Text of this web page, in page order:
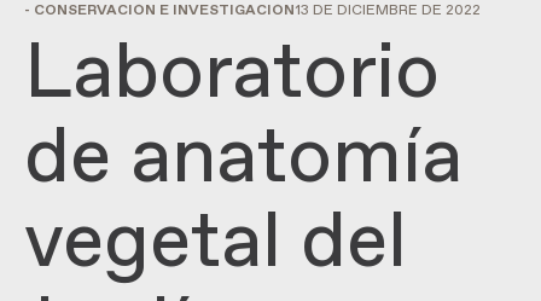
- CONSERVACIÓN E INVESTIGACIÓN13 DE DICIEMBRE DE 2022
Laboratorio
de anatomía
vegetal del